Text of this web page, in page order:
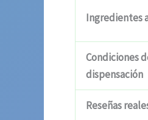
Ingredientes
Condiciones
dispensación
Reseñas